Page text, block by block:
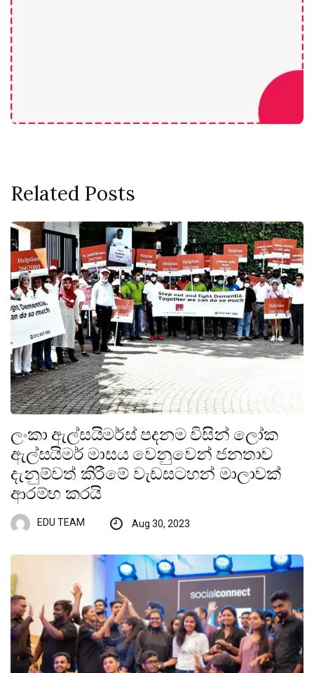
Related Posts
ලංකා ඇල්සයිමර්ස් පදනම විසින් ලෝක
ඇල්සයිමර් මාසය වෙනුවෙන් ජනතාව
දැනුම්වත් කිරීමේ වැඩසටහන් මාලාවක්
ආරම්භ කරයි
EDU TEAM Aug 30, 2023